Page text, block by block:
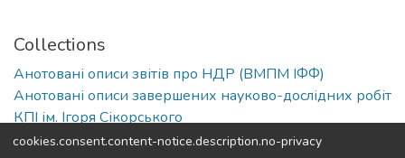
Collections
Анотовані описи звітів про НДР (ВМПМ ІФФ)
Анотовані описи завершених науково-дослідних робіт
КПІ ім. Ігоря Сікорського
cookies.consent.content-notice.description.no-privacy